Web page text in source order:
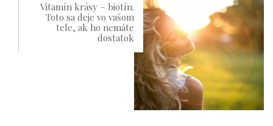
Vitamín krásy – biotín.
Toto sa deje vo vašom
tele, ak ho nemáte
dostatok